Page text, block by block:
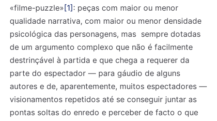
«filme-puzzle»[1]: peças com maior ou menor
qualidade narrativa, com maior ou menor densidade
psicológica das personagens, mas sempre dotadas
de um argumento complexo que não é facilmente
destrinçável à partida e que chega a requerer da
parte do espectador — para gáudio de alguns
autores e de, aparentemente, muitos espectadores —
visionamentos repetidos até se conseguir juntar as
pontas soltas do enredo e perceber de facto o que